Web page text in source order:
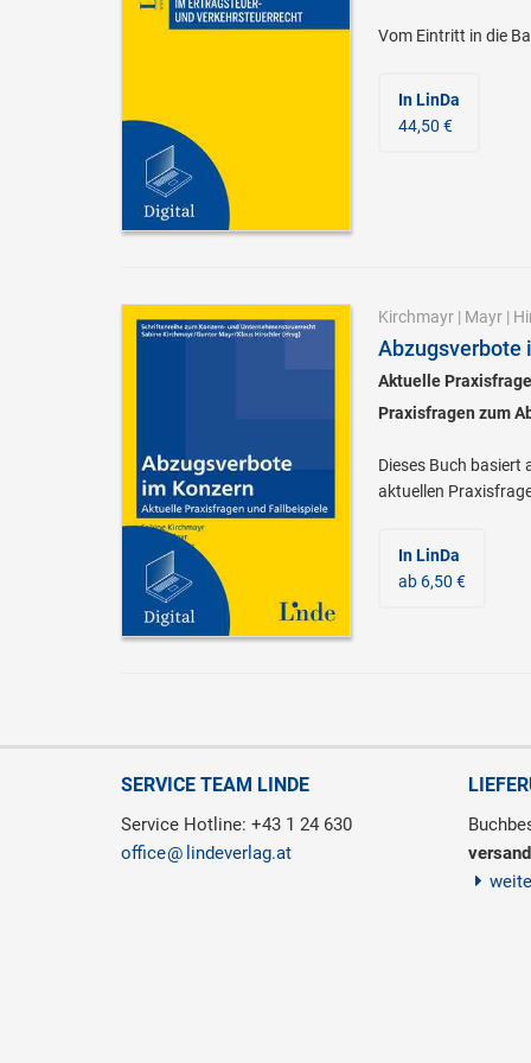
Vom Eintritt in die
In LinDa
44,50 €
Kirchmayr| Mayr|
Abzugsverbote
Aktuelle
Praxisfragen zum
Dieses Buch basiert
aktuellen
In LinDa
ab 6,50 €
SERVICE TEAM LINDE
Service Hotline: +43 1 24 630
office
lindeverlag.at